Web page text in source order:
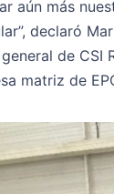
aún más
declaró
de CSI
matriz de